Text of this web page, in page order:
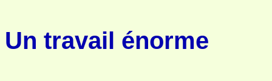
Un travail énorme